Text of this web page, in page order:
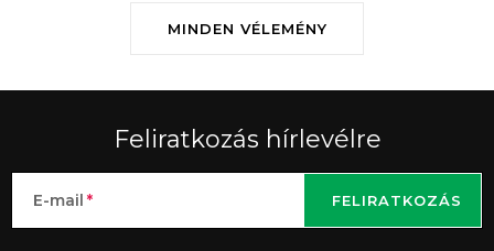
MINDEN VÉLEMÉNY
Feliratkozás hírlevélre
E-mail FELIRATKOZÁS